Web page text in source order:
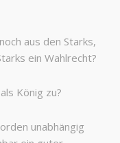
aus den Starks,
ein Wahlrecht?
König zu?
unabhängig